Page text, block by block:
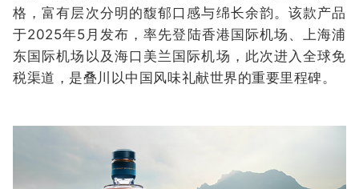
格，富有层次分明的馥郁口感与绵长余韵。该款产品
于2025年5月发布，率先登陆香港国际机场、上海浦
东国际机场以及海口美兰国际机场，此次进入全球免
税渠道，是叠川以中国风味礼献世界的重要里程碑。